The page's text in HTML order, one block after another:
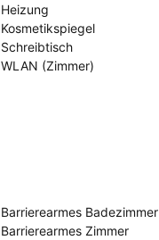
Heizung
Kosmetikspiegel
Schreibtisch
WLAN (Zimmer)
Barrierearmes Badezimmer
Barrierearmes Zimmer